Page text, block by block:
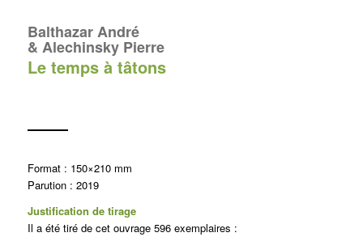
Balthazar André
& Alechinsky Pierre
Le temps à tâtons
Format : 150×210 mm
Parution : 2019
Justification de tirage
Il a été tiré de cet ouvrage 596 exemplaires :